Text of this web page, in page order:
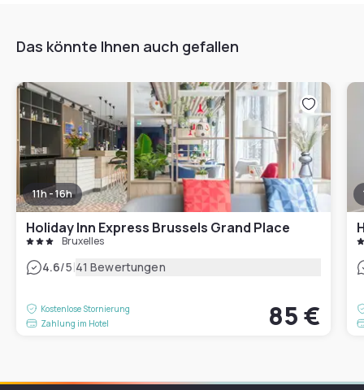
Das könnte Ihnen auch gefallen
11h - 16h
Holiday Inn Express Brussels Grand Place
Bruxelles
4.6/5|41 Bewertungen
Kostenlose Stornierung
Zahlung im Hotel
85 €